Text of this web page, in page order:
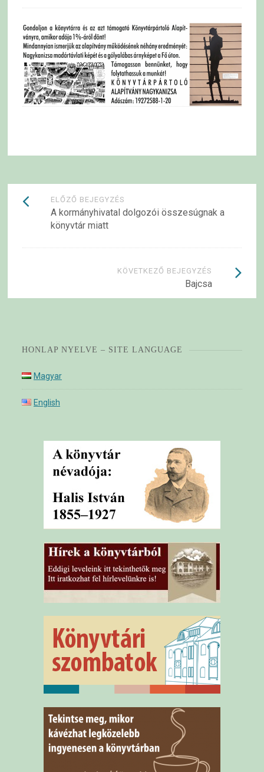
Bejegyzések
navigációja
ELŐZŐ BEJEGYZÉS
A kormányhivatal dolgozói összesúgnak a
könyvtár miatt
KÖVETKEZŐ BEJEGYZÉS
Bajcsa
HONLAP NYELVE – SITE LANGUAGE
Magyar
English